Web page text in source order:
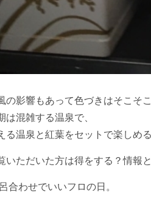
の影響もあって色づきはそこそ
は混雑する温泉で、
る温泉と紅葉をセットで楽しめ
いただいた方は得をする？情報と
合わせでいいフロの日。